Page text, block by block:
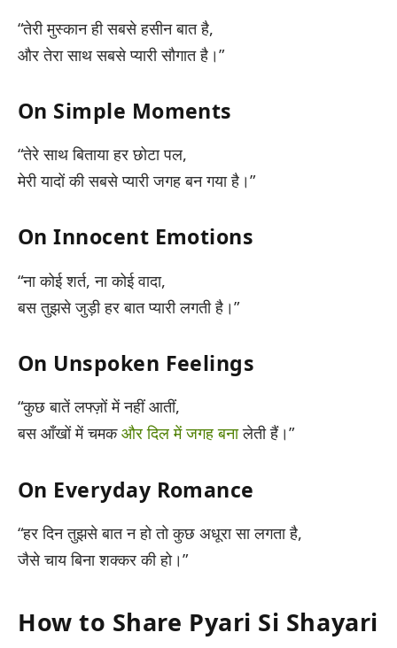
“तेरी मुस्कान ही सबसे हसीन बात है,
और तेरा साथ सबसे प्यारी सौगात है।”
On Simple Moments
“तेरे साथ बिताया हर छोटा पल,
मेरी यादों की सबसे प्यारी जगह बन गया है।”
On Innocent Emotions
“ना कोई शर्त, ना कोई वादा,
बस तुझसे जुड़ी हर बात प्यारी लगती है।”
On Unspoken Feelings
“कुछ बातें लफ्ज़ों में नहीं आतीं,
बस आँखों में चमकऔर दिल में जगह बनालेती हैं।”
On Everyday Romance
“हर दिन तुझसे बात न हो तो कुछ अधूरा सा लगता है,
जैसे चाय बिना शक्कर की हो।”
How to Share Pyari Si Shayari